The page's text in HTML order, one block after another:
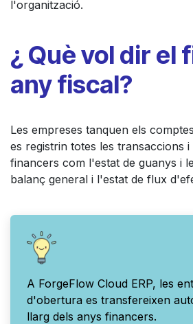
l'organització.
¿ Què vol dir el
any fiscal?
Les empreses tanquen els
es registrin totes les transaccions
financers com l'estat de guanys i
balanç general i l'estat de flux
A ForgeFlow Cloud ERP, les
d'obertura es transfereixen
llarg dels anys financers.